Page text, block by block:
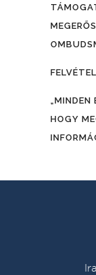
„MINDEN
HOGY